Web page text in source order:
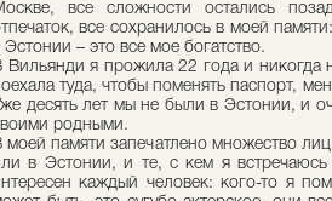
все сложности остались
все сохранилось в моей
Эстонии – это все мое богатство.
Вильянди я прожила 22 года и никогда
туда, чтобы поменять паспорт,
десять лет мы не были в Эстонии, и
родными.
моей памяти запечатлено множество
в Эстонии, и те, с кем я
каждый человек: кого-то я